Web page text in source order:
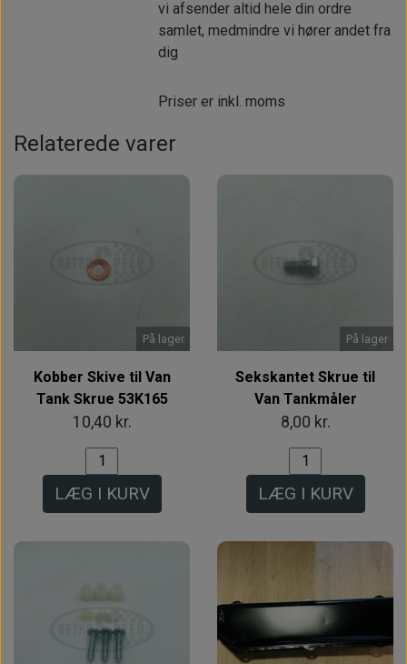
vi afsender altid hele din ordre
samlet, medmindre vi hører andet fra
dig
Priser er inkl. moms
Relaterede varer
På lager
Kobber Skive til Van
Tank Skrue 53K165
10,40 kr.
LÆG I KURV
På lager
Sekskantet Skrue til
Van Tankmåler
8,00 kr.
LÆG I KURV